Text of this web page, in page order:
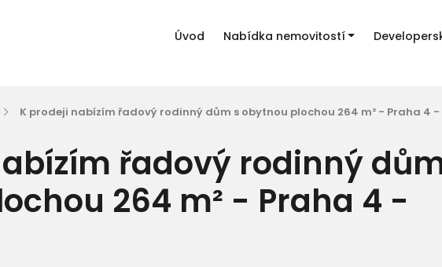
Úvod Nabídka nemovitostí
K prodeji nabízím řadový rodinný dům s obytnou plochou 264 m² - Praha 4 -
řadový rodinný
264 m² - Praha 4 -